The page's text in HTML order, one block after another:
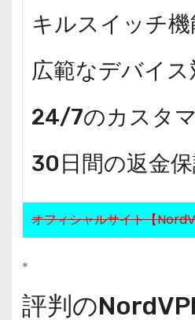
キルスイッチ機
広範なデバイス
24/7のカスタ
30日間の返金
オフィシャルサイト【
*
評判の